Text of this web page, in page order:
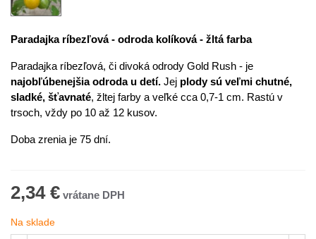
Paradajka ríbezľová - odroda kolíková - žltá farba
Paradajka ríbezľová, či divoká odrody Gold Rush - je
najobľúbenejšia odroda u detí. Jej plody sú veľmi chutné,
sladké, šťavnaté, žltej farby a veľké cca 0,7-1 cm. Rastú v
trsoch, vždy po 10 až 12 kusov.
Doba zrenia je 75 dní.
2,34 €
Na sklade